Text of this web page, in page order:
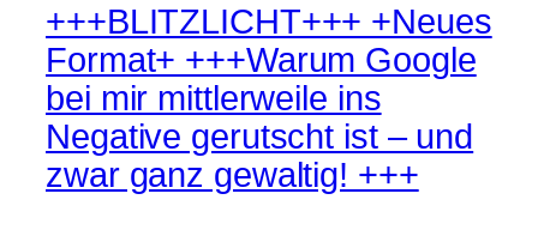
+++BLITZLICHT+++ +Neues
Format+ +++Warum Google
bei mir mittlerweile ins
Negative gerutscht ist – und
zwar ganz gewaltig! +++